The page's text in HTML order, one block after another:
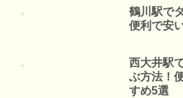
鶴川駅で
便利で安
西大井駅
ぶ方法！
すめ5選